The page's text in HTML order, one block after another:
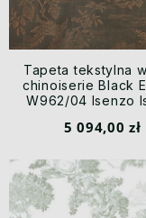
Tapeta tekstylna
chinoiserie Black
W962/04 Isenzo
5 094,00 zł